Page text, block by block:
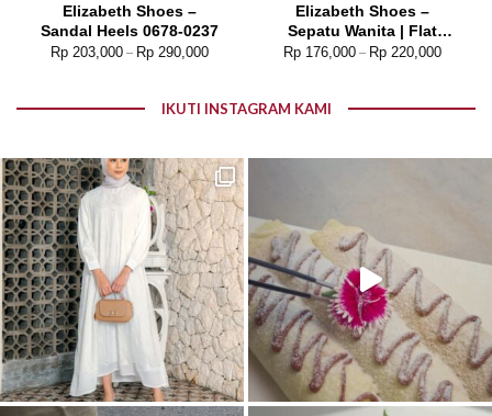
Elizabeth Shoes –
Sandal Heels 0678-0237
Rp203,000– Rp290,000
Elizabeth Shoes –
Sepatu Wanita | Flat
Laser Cut 0491-0091
Rp 176,000 – Rp 220,000
IKUTI INSTAGRAM KAMI